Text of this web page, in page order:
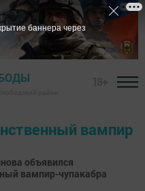
вампир
объявился
вампир-чупакабра
баннера через